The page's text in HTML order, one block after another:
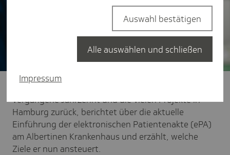
Im Interview blickt Matthias Scheller auf das
vergangene Jahrzehnt und die vielen Projekte in
Hamburg zurück, berichtet über die aktuelle
Einführung der elektronischen Patientenakte (ePA)
am Albertinen Krankenhaus und erzählt, welche
Ziele er nun ansteuert.
Impressum
Auswahl bestätigen
Alle auswählen und schließen